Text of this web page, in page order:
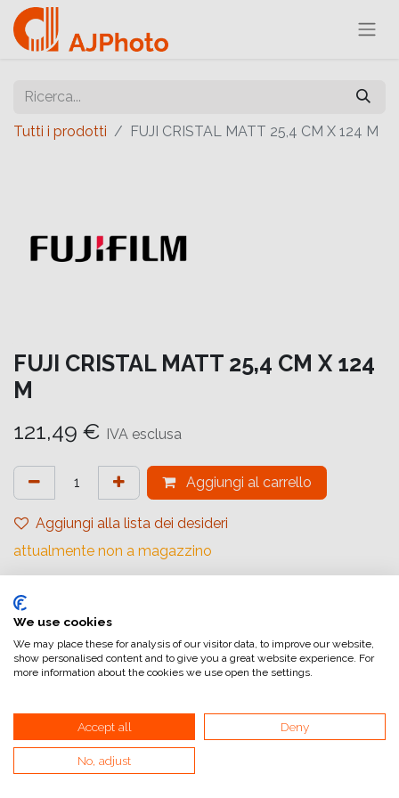
Tutti i prodotti FUJI CRISTAL MATT 25,4 CM X 124 M
FUJI CRISTAL MATT 25,4 CM X 124
M
121,49 € IVA esclusa
Aggiungi al carrello
Aggiungi alla lista dei desideri
attualmente non a magazzino
Riferimento interno:
Fujicolor Crystal Archive
Spessore supporto standard, adatta per stampe
commerciali di piccolo e grande formato con attrezzature
analogiche e digitali.
Disponibile in superfici Glossy, Lustre, Matt ed anche nella
We use cookies
We may place these for analysis of our visitor data, to improve our website,
show personalised content and to give you a great website experience. For
more information about the cookies we use open the settings.
Accept all Deny
No, adjust